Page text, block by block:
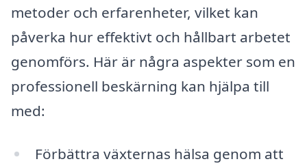
metoder och erfarenheter, vilket kan
påverka hur effektivt och hållbart arbetet
genomförs. Här är några aspekter som en
professionell beskärning kan hjälpa till
med:
Förbättra växternas hälsa genom att